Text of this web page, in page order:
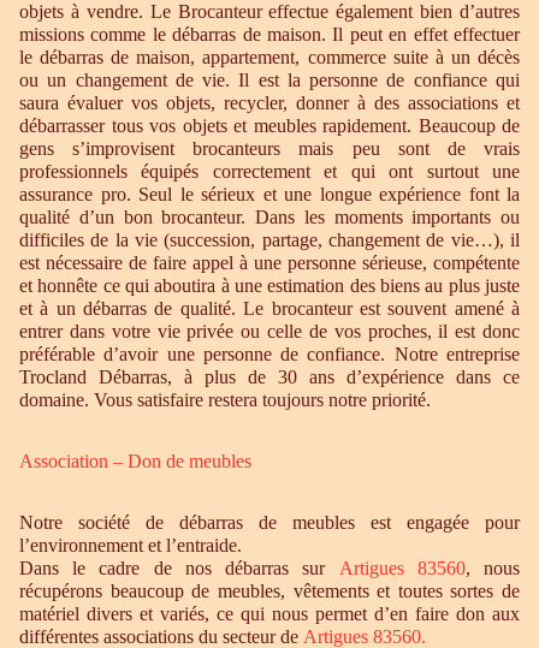
objets à vendre. Le Brocanteur effectue également bien d’autres
missions comme le débarras de maison. Il peut en effet effectuer
le débarras de maison, appartement, commerce suite à un décès
ou un changement de vie. Il est la personne de confiance qui
saura évaluer vos objets, recycler, donner à des associations et
débarrasser tous vos objets et meubles rapidement. Beaucoup de
gens s’improvisent brocanteurs mais peu sont de vrais
professionnels équipés correctement et qui ont surtout une
assurance pro. Seul le sérieux et une longue expérience font la
qualité d’un bon brocanteur. Dans les moments importants ou
difficiles de la vie (succession, partage, changement de vie…), il
est nécessaire de faire appel à une personne sérieuse, compétente
et honnête ce qui aboutira à une estimation des biens au plus juste
et à un débarras de qualité. Le brocanteur est souvent amené à
entrer dans votre vie privée ou celle de vos proches, il est donc
préférable d’avoir une personne de confiance. Notre entreprise
Trocland Débarras, à plus de 30 ans d’expérience dans ce
domaine. Vous satisfaire restera toujours notre priorité.
Association – Don de meubles
Notre société de débarras de meubles est engagée pour
l’environnement et l’entraide.
Dans le cadre de nos débarras sur Artigues 83560, nous
récupérons beaucoup de meubles, vêtements et toutes sortes de
matériel divers et variés, ce qui nous permet d’en faire don aux
différentes associations du secteur de Artigues 83560.